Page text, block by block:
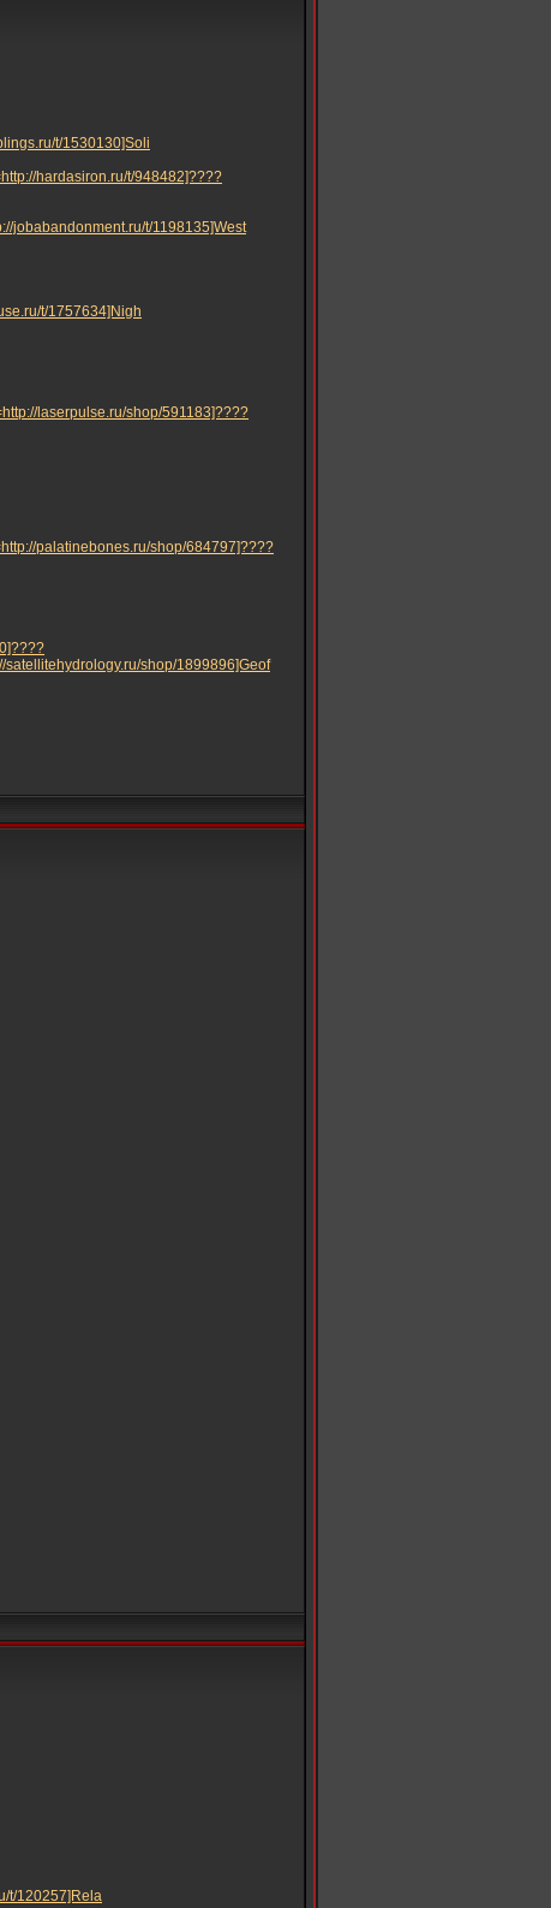
t/1530130]Soli
hardasiron.ru/t/948482]????
jobabandonment.ru/t/1198135]West
t/1757634]Nigh
laserpulse.ru/shop/591183]????
palatinebones.ru/shop/684797]????
satellitehydrology.ru/shop/1899896]Geof
t/120257]Rela